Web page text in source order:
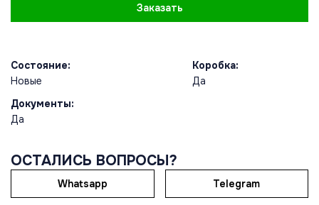
Заказать
Состояние:
Новые
Коробка:
Да
Документы:
Да
ОСТАЛИСЬ ВОПРОСЫ?
Whatsapp Telegram